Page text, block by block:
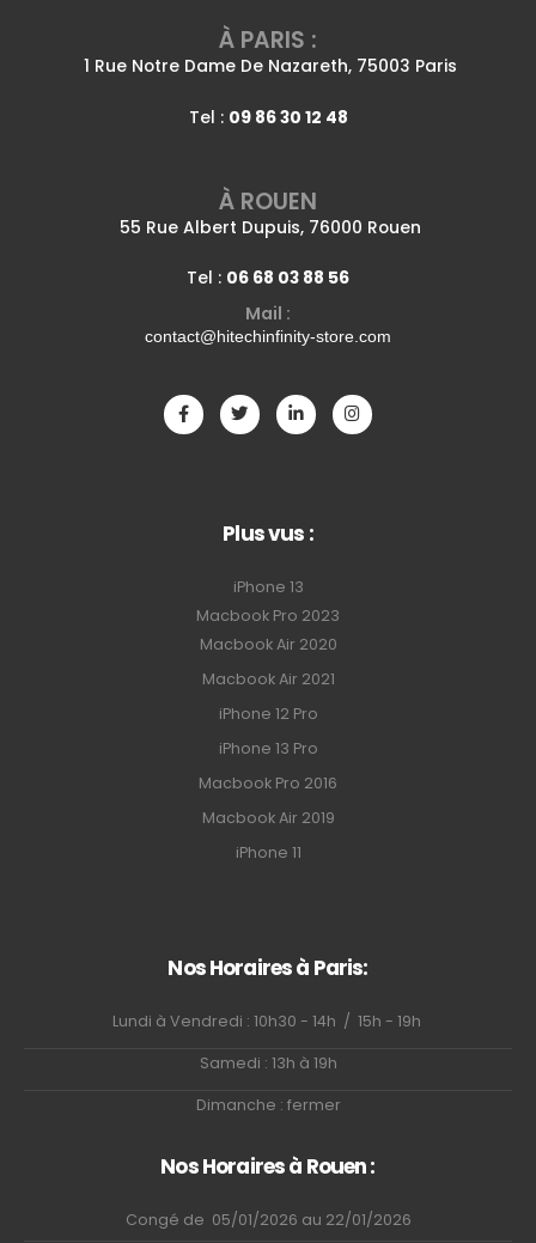
À PARIS :
1 Rue Notre Dame De Nazareth, 75003 Paris
Tel : 09 86 30 12 48
À ROUEN
55 Rue Albert Dupuis, 76000 Rouen
Tel : 06 68 03 88 56
Mail :
contact@hitechinfinity-store.com
Plus vus :
iPhone 13
Macbook Pro 2023
Macbook Air 2020
Macbook Air 2021
iPhone 12 Pro
iPhone 13 Pro
Macbook Pro 2016
Macbook Air 2019
iPhone 11
Nos Horaires à Paris:
Lundi à Vendredi : 10h30 - 14h / 15h - 19h
Samedi : 13h à 19h
Dimanche : fermer
Nos Horaires à Rouen :
Congé de 05/01/2026 au 22/01/2026